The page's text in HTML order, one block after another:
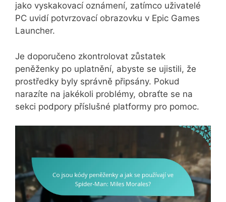
jako vyskakovací oznámení, zatímco uživatelé
PC uvidí potvrzovací obrazovku v Epic Games
Launcher.
Je doporučeno zkontrolovat zůstatek
peněženky po uplatnění, abyste se ujistili, že
prostředky byly správně připsány. Pokud
narazíte na jakékoli problémy, obraťte se na
sekci podpory příslušné platformy pro pomoc.